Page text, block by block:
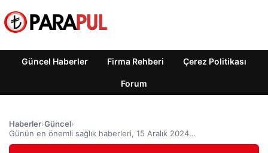
Güncel Haberler Firma Rehberi Çerez Politikası
Forum
Haberler›Güncel›
Günün en önemli sağlık haberleri, 15 Aralık 2024…